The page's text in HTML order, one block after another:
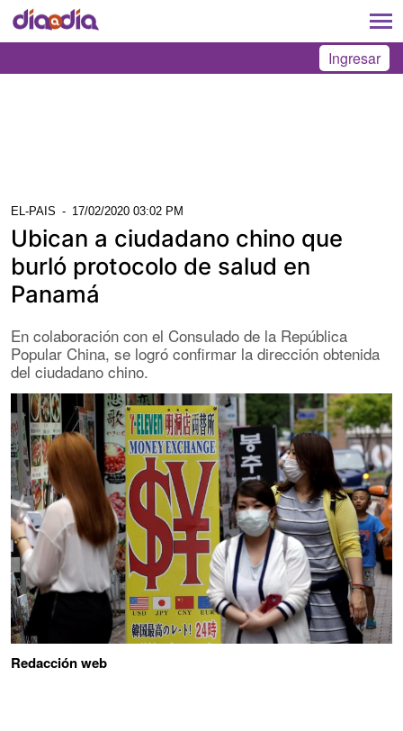
Ingresar
EL-PAIS - 17/02/2020 03:02 PM
Ubican a ciudadano chino que
burló protocolo de salud en
Panamá
En colaboración con el Consulado de la República
Popular China, se logró confirmar la dirección obtenida
del ciudadano chino.
Redacción web